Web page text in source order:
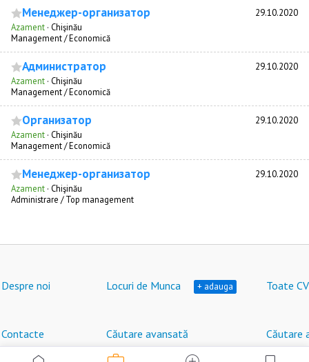
Менеджер-организатор 29.10.2020
Azament · Chişinău
Management / Economică
Администратор 29.10.2020
Azament · Chişinău
Management / Economică
Организатор 29.10.2020
Azament · Chişinău
Management / Economică
Менеджер-организатор 29.10.2020
Azament · Chişinău
Administrare / Top management
Despre noi Locuri de Munca + adauga Toate
Contacte Căutare avansată Căutare